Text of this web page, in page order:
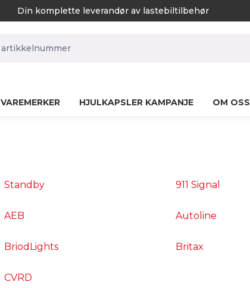
Din komplette leverandør av lastebiltilbehør
VAREMERKER HJULKAPSLER KAMPANJE OM OSS
Standby 911 Signal
AEB Autoline
BriodLights Britax
CVRD